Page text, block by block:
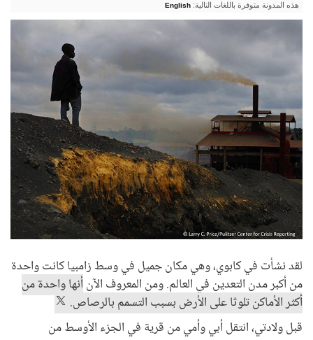
هذه المدونة متوفرة باللغات التالية: English
لقد نشأت في كابوي، وهي مكان جميل في وسط زامبيا كانت واحدة
من أكبر مدن التعدين في العالم. ومن المعروف الآن أنها واحدة من
أكثر الأماكن تلوثا على الأرض بسبب التسمم بالرصاص.
قبل ولادتي، انتقل أبي وأمي من قرية في الجزء الأوسط من